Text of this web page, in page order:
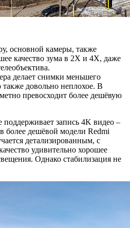
основной камеры, также
качество зума в 2X и 4X, даже
делает снимки меньшего
также довольно неплохое. В
превосходит более дешёвую
поддерживает запись 4K видео –
дешёвой модели Redmi
детализированным, с
удивительно хорошее
Однако стабилизация не